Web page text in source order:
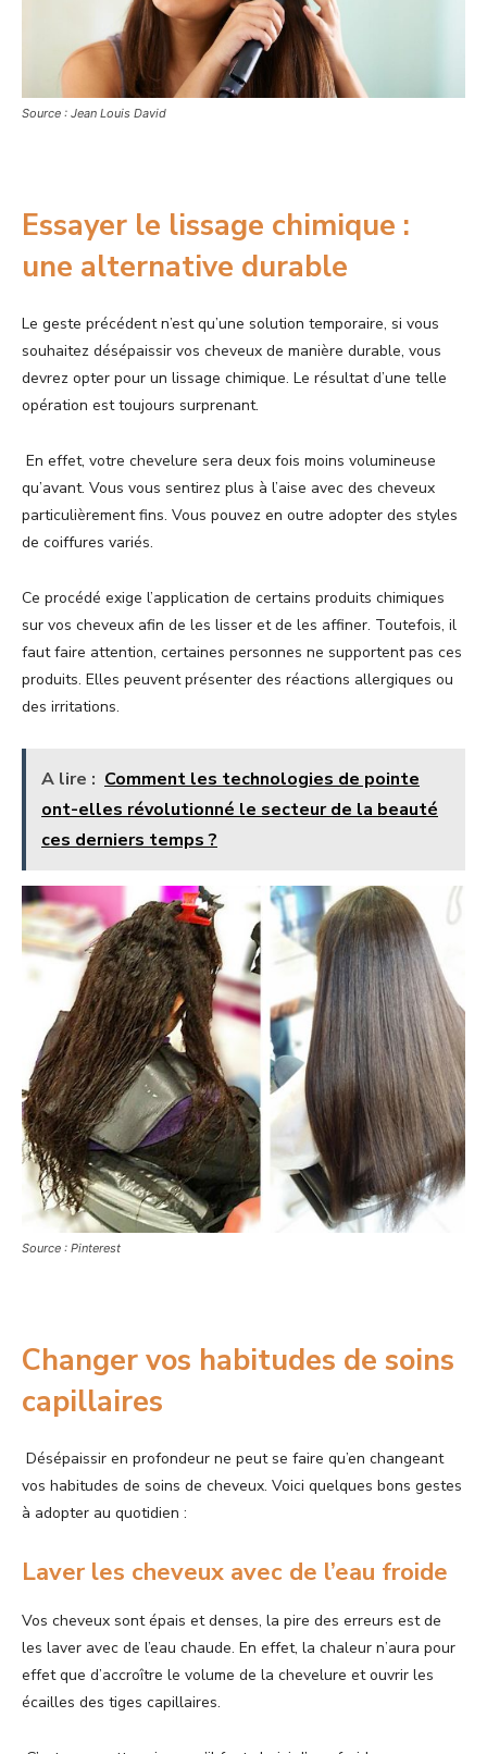
Source : Jean Louis David
Essayer le lissage chimique :
une alternative durable
Le geste précédent n’est qu’une solution temporaire, si vous
souhaitez désépaissir vos cheveux de manière durable, vous
devrez opter pour un lissage chimique. Le résultat d’une telle
opération est toujours surprenant.
En effet, votre chevelure sera deux fois moins volumineuse
qu’avant. Vous vous sentirez plus à l’aise avec des cheveux
particulièrement fins. Vous pouvez en outre adopter des styles
de coiffures variés.
Ce procédé exige l’application de certains produits chimiques
sur vos cheveux afin de les lisser et de les affiner. Toutefois, il
faut faire attention, certaines personnes ne supportent pas ces
produits. Elles peuvent présenter des réactions allergiques ou
des irritations.
A lire : Comment les technologies de pointe
ont-elles révolutionné le secteur de la beauté
ces derniers temps ?
Source : Pinterest
Changer vos habitudes de soins
capillaires
Désépaissir en profondeur ne peut se faire qu’en changeant
vos habitudes de soins de cheveux. Voici quelques bons gestes
à adopter au quotidien :
Laver les cheveux avec de l’eau froide
Vos cheveux sont épais et denses, la pire des erreurs est de
les laver avec de l’eau chaude. En effet, la chaleur n’aura pour
effet que d’accroître le volume de la chevelure et ouvrir les
écailles des tiges capillaires.